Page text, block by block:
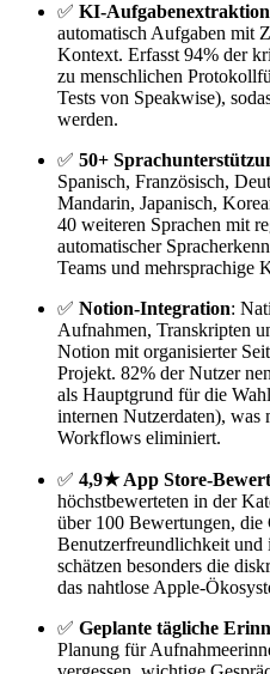
✅ KI-Aufgabenextraktion
automatisch Aufgaben mit
Kontext. Erfasst 94% der
zu menschlichen
Tests von Speakwise),
werden.
✅ 50+
Spanisch, Französisch,
Mandarin, Japanisch,
40 weiteren Sprachen mit
automatischer
Teams und mehrsprachige
✅ Notion-Integration:
Aufnahmen, Transkripten
Notion mit organisierter
Projekt. 82% der Nutzer
als Hauptgrund für die
internen Nutzerdaten),
Workflows eliminiert.
✅ 4,9★ App Store-
höchstbewerteten in der
über 100 Bewertungen, die
Benutzerfreundlichkeit
schätzen besonders die
das nahtlose Apple-
✅ Geplante tägliche
Planung für